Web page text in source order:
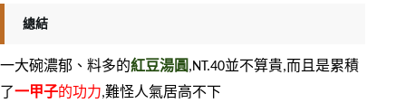
總結
一大碗濃郁、料多的紅豆湯圓,NT.40並不算貴,而且是累積
了 一甲子的功力,難怪人氣居高不下